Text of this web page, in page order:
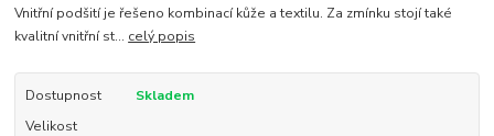
Vnitřní podšití je řešeno kombinací kůže a textilu. Za zmínku stojí také
kvalitní vnitřní st... celý popis
Dostupnost
Skladem
Velikost